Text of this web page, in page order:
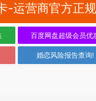
-运营商官方正
百度网盘超级会员优
婚恋风险报告查询!